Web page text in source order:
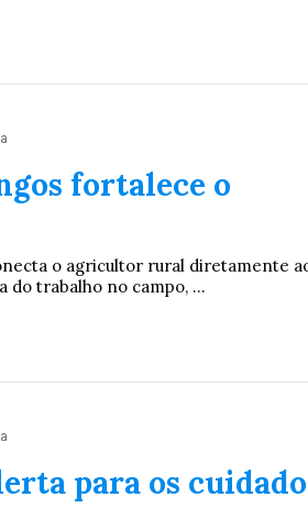
fortalece o
o agricultor rural diretamente
do trabalho no campo, ...
para os